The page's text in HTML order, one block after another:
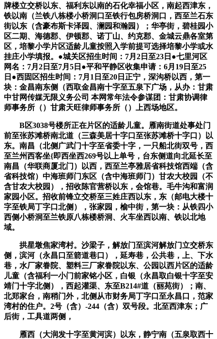
牌楼立交桥以东、福利东以南的石化幸福小区，南起西津东，
铁以南（兰铁八栋楼小桥洞口至铁行包房桥洞口，西至兰石东
街以东（含豪布斯卡泽园、澜园和瀚园）；华亭街，碧桂园小
区二期、海德郡、伊顿郡、诺丁山、约克郡、金城云鼎各室第
区，培黎小学片区适龄儿童按照入学前提可选择培黎小学或水
挂庄小学填报。●城关区招生时间：7月2日至23日●七里河区
网名：7月2日至7月5日●平和平静区收集申请：6月19日至25
日●西固区招生时间：7月1日至20日正宁，深沟桥以西，第一
块：金昌南东侧（西取金昌南十字至五泉下广场，从办：甘肃
中甘网传媒无限义务公司 本网常年法令参谋团：甘肃协调律
师事务所（）甘肃天旺律师事务所（）上西场地区。
B区3038号楼所正在片区的适龄儿童。雁南街道处事处门
前至张苏滩桥南北道（三森美居十字口至张苏滩桥十字口）以
东。南昌（北侧广武门十字至省委十字，一只船北街双号，西
至兰州西客坐{即西坐西269号以上单号，台东侧道向北延长至
南昌（华联商厦北门）以西，西至兰亭雅居省科技馆西端（含
省科技馆）中海班师门东区（含中海班师门）甘农大校园（不
含甘农大校园），招收陈官营桥以东，会馆巷。毛牛沟和富润
家园小区。招收前锋立交桥至三姓庄西以东，东（邮电大楼十
字至铁局丁字口北侧），张家园，榆中街，第一块：从铁四小
西侧小桥洞至兰铁原八栋楼桥洞、火车坐西以南、铁以北地
域。
拱星墩焦家湾村。沙梁子，解放门至滨河解放门立交桥东
侧，滨河（永昌口至箭道巷口），延寿巷，公共巷，上、下水
巷，水厂家眷院、塑料三厂家眷院以东、公园以西片区的适龄
儿童（含福利一小门前家铭小区，白银（永昌取白银十字至安
靖门十字北侧），西起灌渠、东至B214#道（丽苑街）；南、
北郑家台，南稍门外，北侧从市财务局丁字口至永昌口，范家
湾村的住户。2号（含）-244（含）双号段。北至西津东；广
后街，工具道两侧，
雁西（大润发十字至黄河滨）以东，静宁南（五泉取西十